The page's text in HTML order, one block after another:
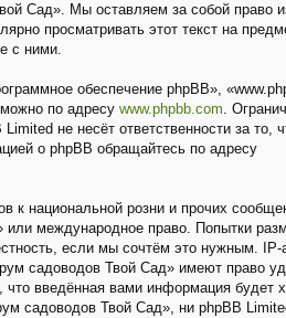
Сад». Мы оставляем за собой право
просматривать этот текст на
с ними.
обеспечение phpBB»,
по адресу www.phpbb.com.
не несёт ответственности за то,
о phpBB обращайтесь по адресу
к национальной розни и прочих
международное право. Попытки
если мы сочтём это нужным. IP-
садоводов Твой Сад» имеют право
введённая вами информация будет
садоводов Твой Сад», ни phpBB